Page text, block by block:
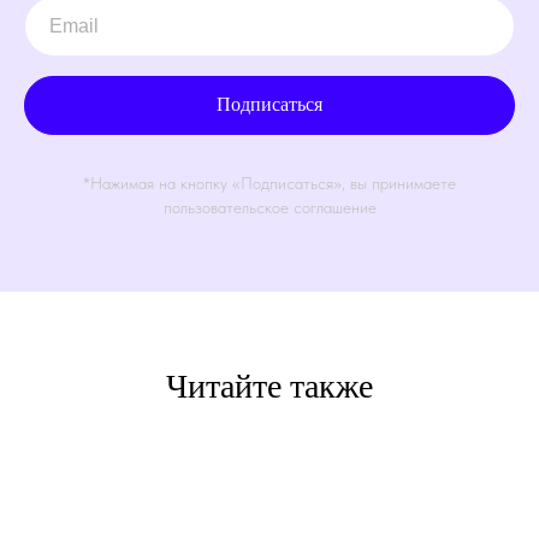
Подписаться
*Нажимая на кнопку «Подписаться», вы принимаете
пользовательское соглашение
Читайте также